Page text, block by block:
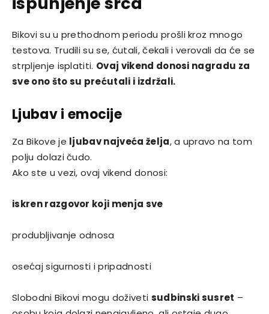
Bikovi su u prethodnom periodu prošli kroz mnogo
testova. Trudili su se, ćutali, čekali i verovali da će se
strpljenje isplatiti. Ovaj vikend donosi nagradu za
sve ono što su prećutali i izdržali.
Ljubav i emocije
Za Bikove je ljubav najveća želja, a upravo na tom
polju dolazi čudo.
Ako ste u vezi, ovaj vikend donosi:
iskren razgovor koji menja sve
produbljivanje odnosa
osećaj sigurnosti i pripadnosti
Slobodni Bikovi mogu doživeti sudbinski susret –